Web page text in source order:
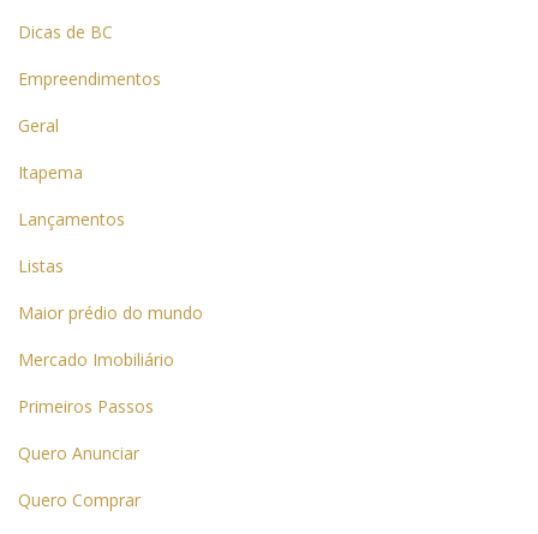
Dicas de BC
Empreendimentos
Geral
Itapema
Lançamentos
Listas
Maior prédio do mundo
Mercado Imobiliário
Primeiros Passos
Quero Anunciar
Quero Comprar